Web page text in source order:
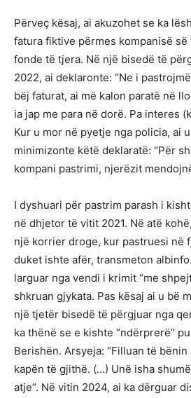
Përveç kësaj, ai akuzohet se ka
fatura fiktive përmes kompanisë
fonde të tjera. Në një bisedë të
2022, ai deklaronte: “Ne i
bëj faturat, ai më kalon paratë në
ia jap me para në dorë. Pa interes
Kur u mor në pyetje nga policia, ai
minimizonte këtë deklaratë: “Për
kompani pastrimi, njerëzit
I dyshuari për pastrim parash i
në dhjetor të vitit 2021. Në atë
një korrier droge, kur pastruesi në
duket ishte afër, transmeton
larguar nga vendi i krimit “me
shkruan gjykata. Pas kësaj ai u bë
një tjetër bisedë të përgjuar nga
ka thënë se e kishte “ndërprerë”
Berishën. Arsyeja: “Filluan të
kapën të gjithë. (…) Unë isha
atje”. Në vitin 2024, ai ka dërguar